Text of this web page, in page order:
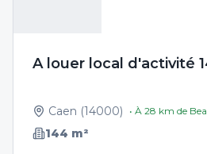
A louer local d'activité
Caen (14000) • À 28 km de
144 m²